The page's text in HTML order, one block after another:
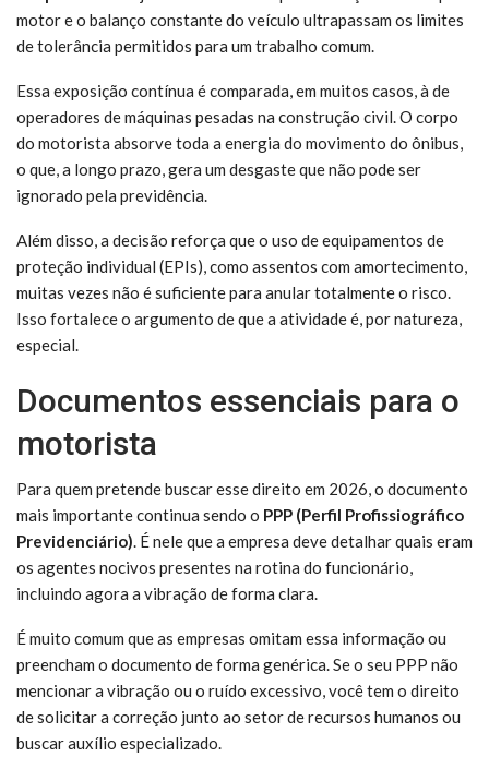
motor e o balanço constante do veículo ultrapassam os limites
de tolerância permitidos para um trabalho comum.
Essa exposição contínua é comparada, em muitos casos, à de
operadores de máquinas pesadas na construção civil. O corpo
do motorista absorve toda a energia do movimento do ônibus,
o que, a longo prazo, gera um desgaste que não pode ser
ignorado pela previdência.
Além disso, a decisão reforça que o uso de equipamentos de
proteção individual (EPIs), como assentos com amortecimento,
muitas vezes não é suficiente para anular totalmente o risco.
Isso fortalece o argumento de que a atividade é, por natureza,
especial.
Documentos essenciais para o
motorista
Para quem pretende buscar esse direito em 2026, o documento
mais importante continua sendo o PPP (Perfil Profissiográfico
Previdenciário). É nele que a empresa deve detalhar quais eram
os agentes nocivos presentes na rotina do funcionário,
incluindo agora a vibração de forma clara.
É muito comum que as empresas omitam essa informação ou
preencham o documento de forma genérica. Se o seu PPP não
mencionar a vibração ou o ruído excessivo, você tem o direito
de solicitar a correção junto ao setor de recursos humanos ou
buscar auxílio especializado.